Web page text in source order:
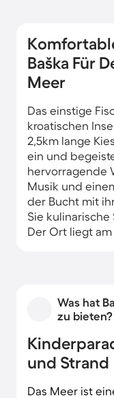
Baška Für
Meer
Das einstige
kroatischen
2,5km lange
ein und
hervorragende
Musik und
der Bucht mit
Sie kulinarische
Der Ort liegt
Ihnen Erholung
Was hat
zu bieten?
und Strand
Das Meer ist